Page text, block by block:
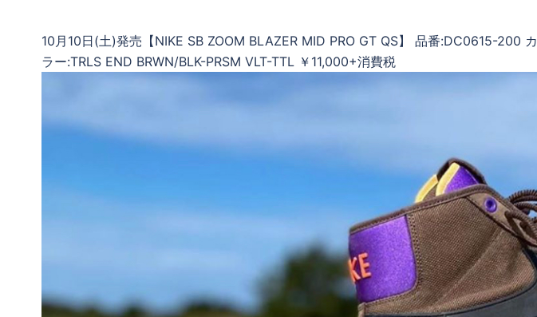
10月10日(土)発売【NIKE SB ZOOM BLAZER MID PRO GT QS】 品番:DC0615-200 カ
ラー:TRLS END BRWN/BLK-PRSM VLT-TTL ￥11,000+消費税